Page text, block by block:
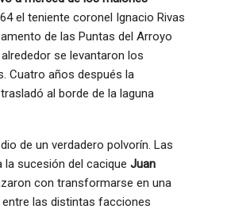
el teniente coronel Ignacio Rivas
de las Puntas del Arroyo
se levantaron los
Cuatro años después la
al borde de la laguna
de un verdadero polvorín. Las
la sucesión del cacique Juan
con transformarse en una
entre las distintas facciones